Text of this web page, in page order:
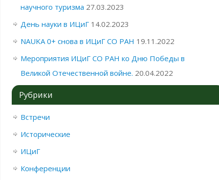
научного туризма 27.03.2023
День науки в ИЦиГ 14.02.2023
NAUKA 0+ снова в ИЦиГ СО РАН 19.11.2022
Мероприятия ИЦиГ СО РАН ко Дню Победы в
Великой Отечественной войне. 20.04.2022
Рубрики
Встречи
Исторические
ИЦиГ
Конференции